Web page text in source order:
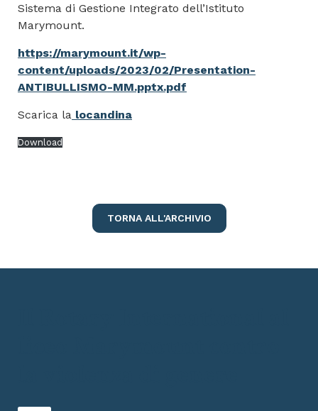
Sistema di Gestione Integrato dell’Istituto
Marymount.
https://marymount.it/wp-
content/uploads/2023/02/Presentation-
ANTIBULLISMO-MM.pptx.pdf
Scarica la locandina
Download
TORNA ALL'ARCHIVIO